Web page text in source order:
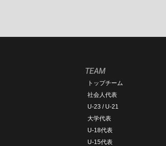
TEAM
トップチーム
社会人代表
U-23 / U-21
大学代表
U-18代表
U-15代表